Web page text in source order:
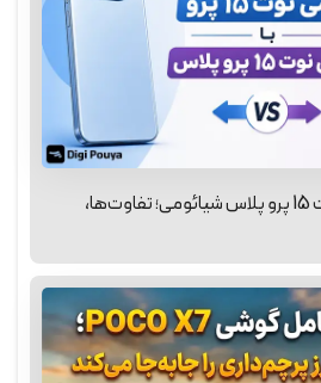
مقایسه نوت 15 پرو با نوت 15 پرو پلاس شیائومی؛ تفاوت‌ها،